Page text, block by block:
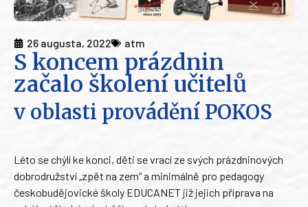
26 augusta, 2022 atm
S koncem prázdnin
začalo školení učitelů
v oblasti provádění POKOS
Léto se chýlí ke konci, děti se vrací ze svých prázdninových
dobrodružství „zpět na zem“ a minimálně pro pedagogy
českobudějovické školy EDUCANET již jejich příprava na